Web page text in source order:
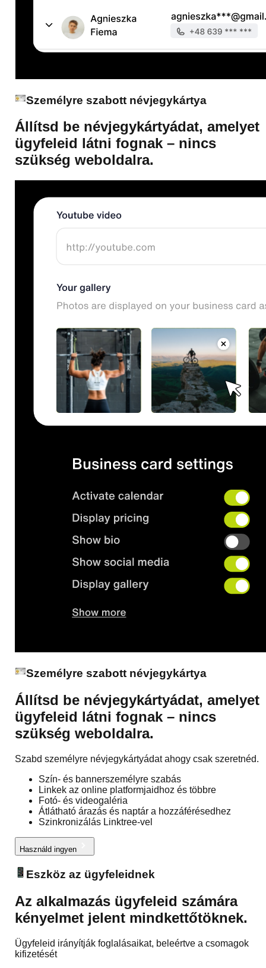
Személyre szabott névjegykártya
Állítsd be névjegykártyádat, amelyet
ügyfeleid látni fognak – nincs
szükség weboldalra.
Személyre szabott névjegykártya
Állítsd be névjegykártyádat, amelyet
ügyfeleid látni fognak – nincs
szükség weboldalra.
Szabd személyre névjegykártyádat ahogy csak szeretnéd.
Szín- és bannerszemélyre szabás
Linkek az online platformjaidhoz és többre
Fotó- és videogaléria
Átlátható árazás és naptár a hozzáférésedhez
Szinkronizálás Linktree-vel
Használd ingyen
Eszköz az ügyfeleidnek
Az alkalmazás ügyfeleid számára
kényelmet jelent mindkettőtöknek.
Ügyfeleid irányítják foglalásaikat, beleértve a csomagok
kifizetését